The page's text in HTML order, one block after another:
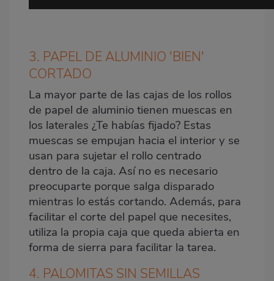
3. PAPEL DE ALUMINIO 'BIEN'
CORTADO
La mayor parte de las cajas de los rollos
de papel de aluminio tienen muescas en
los laterales ¿Te habías fijado? Estas
muescas se empujan hacia el interior y se
usan para sujetar el rollo centrado
dentro de la caja. Así no es necesario
preocuparte porque salga disparado
mientras lo estás cortando. Además, para
facilitar el corte del papel que necesites,
utiliza la propia caja que queda abierta en
forma de sierra para facilitar la tarea.
4. PALOMITAS SIN SEMILLAS